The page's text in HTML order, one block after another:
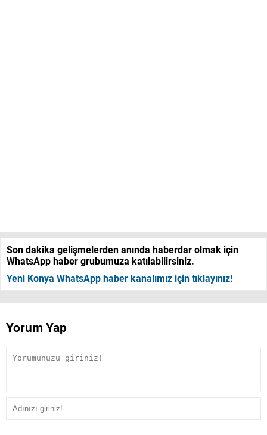
Son dakika gelişmelerden anında haberdar olmak için
WhatsApp haber grubumuza katılabilirsiniz.
Yeni Konya WhatsApp haber kanalımız için tıklayınız!
Yorum Yap